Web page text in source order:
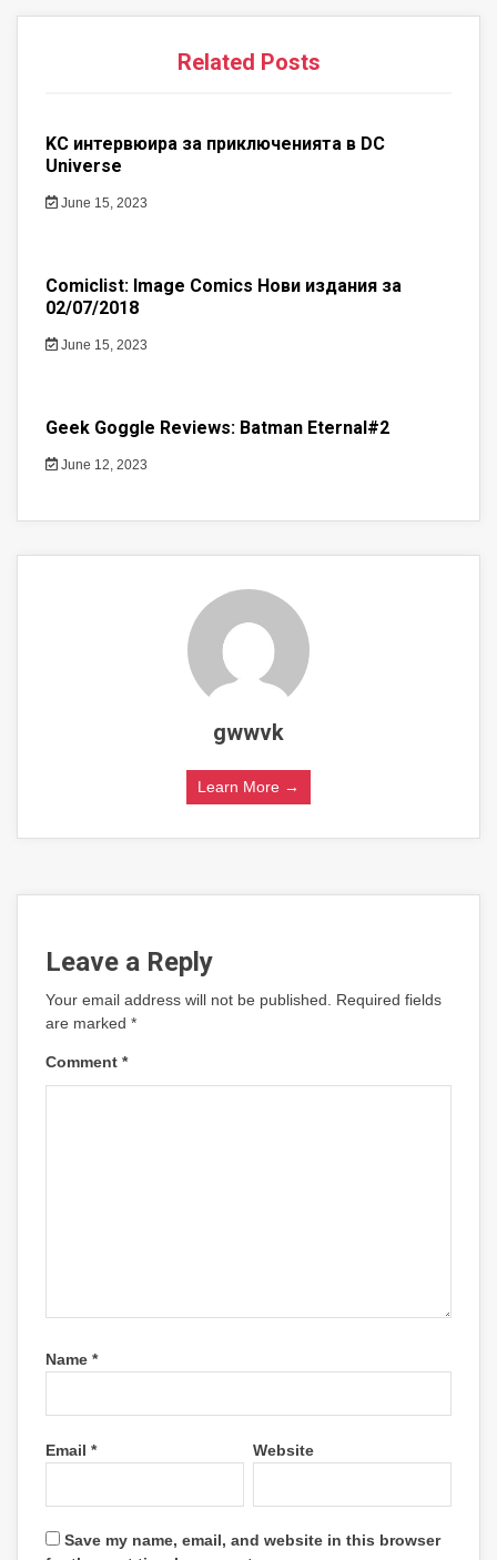
Related Posts
KC интервюира за приключенията в DC
Universe
June 15, 2023
Comiclist: Image Comics Нови издания за
02/07/2018
June 15, 2023
Geek Goggle Reviews: Batman Eternal#2
June 12, 2023
gwwvk
Learn More →
Leave a Reply
Your email address will not be published.
Required fields
are marked *
Comment *
Name *
Email * Website
Save my name, email, and website in this browser